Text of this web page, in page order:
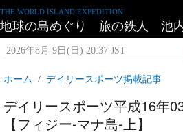
THE WORLD ISLAND EXPEDITION
地球の島めぐり 旅の鉄人 池
2026年8月 9日(日) 20:37 JST
ホーム デイリースポーツ掲載記事
デイリースポーツ平成16年
【フィジー-マナ島-上】